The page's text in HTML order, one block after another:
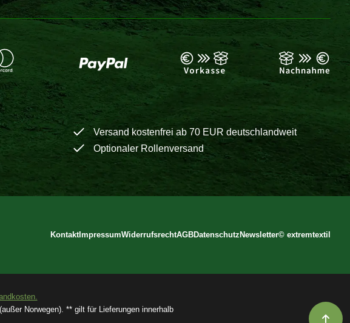
Versand kostenfrei ab 70 EUR deutschlandweit
Optionaler Rollenversand
KontaktImpressumWiderrufsrechtAGBDatenschutzNewsletter© extremtextil
Norwegen). ** gilt für Lieferungen innerhalb